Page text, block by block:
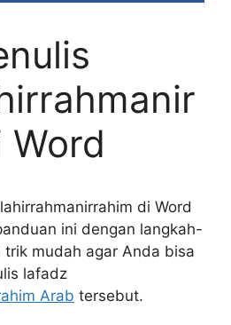
Word
di Word
ini dengan langkah-
mudah agar Anda bisa
lafadz
Arab tersebut.